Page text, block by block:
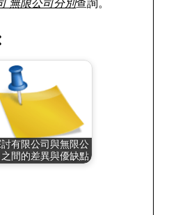
無限公司分別查詢。
有限公司與無限公
間的差異與優缺點